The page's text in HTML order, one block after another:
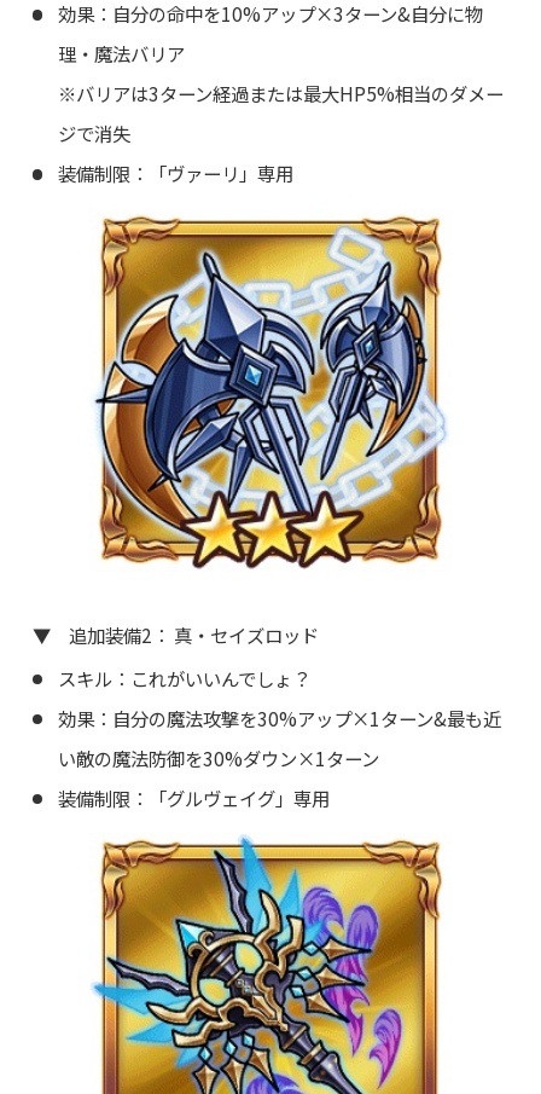
効果：自分の命中を10%アップ×3ターン&自分に物
理・魔法バリア
※バリアは3ターン経過または最大HP5%相当のダメー
ジで消失
装備制限：「ヴァーリ」専用
▼ 追加装備2： 真・セイズロッド
スキル：これがいいんでしょ？
効果：自分の魔法攻撃を30%アップ×1ターン&最も近
い敵の魔法防御を30%ダウン×1ターン
装備制限：「グルヴェイグ」専用